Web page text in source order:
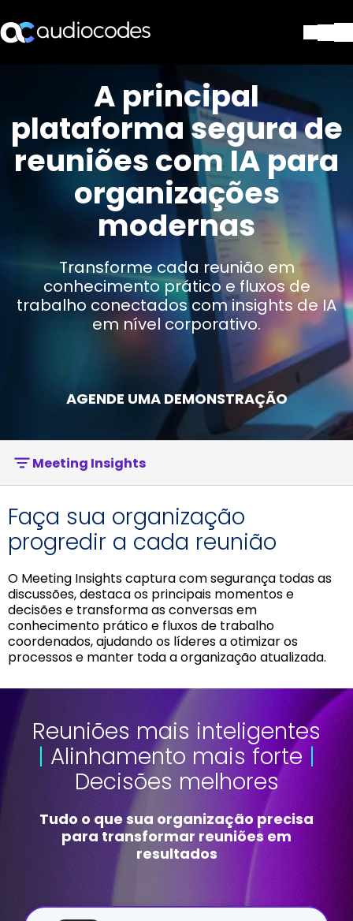
Produtos e aplicações
Partners
Serviços e suporte
Companhia
ASSINE NOSSA
A principal
plataforma segura de
reuniões com IA para
organizações
modernas
Transforme cada reunião em
conhecimento prático e fluxos de
trabalho conectados com insights de IA
em nível corporativo.
AGENDE UMA DEMONSTRAÇÃO
Meeting Insights
Faça sua organização
progredir a cada reunião
O Meeting Insights captura com segurança todas as
discussões, destaca os principais momentos e
decisões e transforma as conversas em
conhecimento prático e fluxos de trabalho
coordenados, ajudando os líderes a otimizar os
processos e manter toda a organização atualizada.
Reuniões mais inteligentes
| Alinhamento mais forte|
Decisões melhores
Tudo o que sua organização precisa
para transformar reuniões em
resultados